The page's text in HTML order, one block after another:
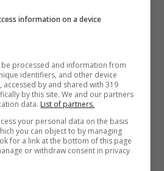
quello tra i
forte nato giorno per
sposi hanno voluto
anche delle fedi
speciali e di
Si tratta, infatti, di fedi
più prezioso, ovvero in
sono incastonati piccoli
i due coniugi abbiano
information on a device
processed and information from
identifiers, and other device
by and shared with 319
by this site. We and our partners
data. List of partners.
your personal data on the basis
you can object to by managing
for a link at the bottom of this page
or withdraw consent in privacy